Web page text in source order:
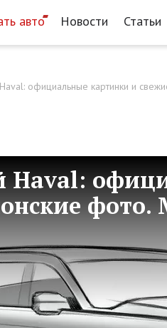
авто Новости Статьи
официальные картинки и
Haval: